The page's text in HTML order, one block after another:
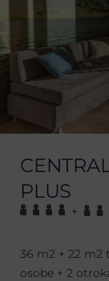
PLUS
+
36 m2 + 22 m2
osobe + 2